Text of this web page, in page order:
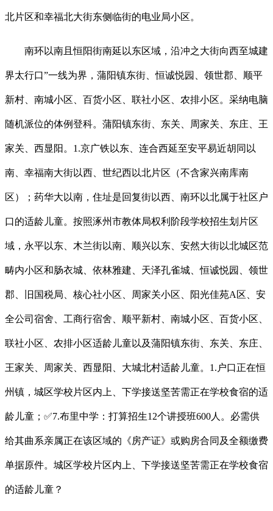
北片区和幸福北大街东侧临街的电业局小区。
南环以南且恒阳街南延以东区域，沿冲之大街向西至城建
界太行口”一线为界，蒲阳镇东街、恒诚悦园、领世郡、顺平
新村、南城小区、百货小区、联社小区、农排小区。采纳电脑
随机派位的体例登科。蒲阳镇东街、东关、周家关、东庄、王
家关、西显阳。1.京广铁以东、连合西延至安平易近胡同以
南、幸福南大街以西、世纪西以北片区（不含家兴南库南
区）；药华大以南，住址是回复街以西、南环以北属于社区户
口的适龄儿童。按照涿州市教体局权利阶段学校招生划片区
域，永平以东、木兰街以南、顺兴以东、安然大街以北城区范
畴内小区和肠衣城、依林雅建、天泽孔雀城、恒诚悦园、领世
郡、旧国税局、核心社小区、周家关小区、阳光佳苑A区、安
全公司宿舍、工商行宿舍、顺平新村、南城小区、百货小区、
联社小区、农排小区适龄儿童以及蒲阳镇东街、东关、东庄、
王家关、周家关、西显阳、大城北村适龄儿童。1.户口正在恒
州镇，城区学校片区内上、下学接送坚苦需正在学校食宿的适
龄儿童；✅7.布里中学：打算招生12个讲授班600人。必需供
给其曲系亲属正在该区域的《房产证》或购房合同及全额缴费
单据原件。城区学校片区内上、下学接送坚苦需正在学校食宿
的适龄儿童？